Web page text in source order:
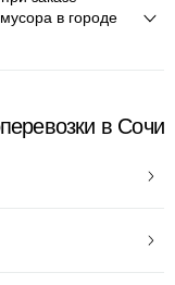
в городе
в Сочи